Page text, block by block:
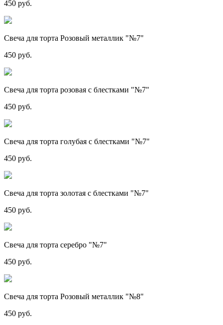
450 руб.
Свеча для торта Розовый металлик "№7"
450 руб.
Свеча для торта розовая с блестками "№7"
450 руб.
Свеча для торта голубая с блестками "№7"
450 руб.
Свеча для торта золотая с блестками "№7"
450 руб.
Свеча для торта серебро "№7"
450 руб.
Свеча для торта Розовый металлик "№8"
450 руб.